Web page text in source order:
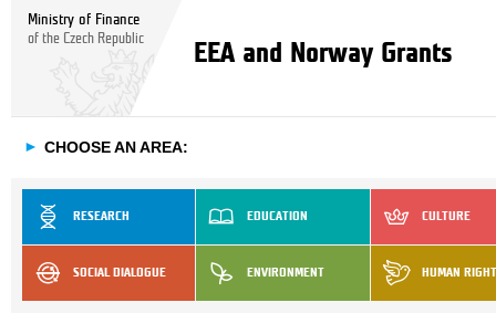
Ministry of Finance
of the Czech Republic
EEA and Norway Grants
► CHOOSE AN AREA:
RESEARCH EDUCATION CULTURE
SOCIAL DIALOGUE ENVIRONMENT HUMAN